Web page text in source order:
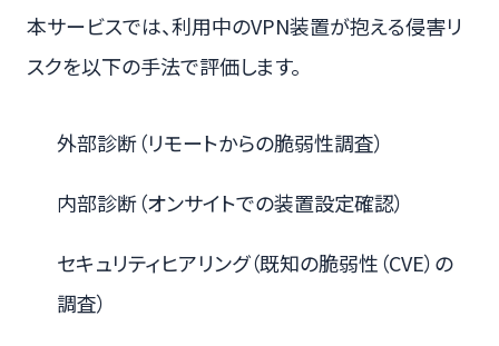
本サービスでは、利用中のVPN装置が抱える侵害リ
スクを以下の手法で評価します。
外部診断（リモートからの脆弱性調査）
内部診断（オンサイトでの装置設定確認）
セキュリティヒアリング（既知の脆弱性（CVE）の
調査）